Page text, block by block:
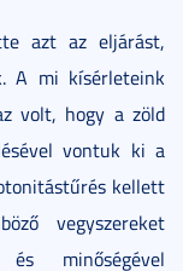
azt az eljárást,
A mi kísérleteink
volt, hogy a zöld
vontuk ki a
kellett
vegyszereket
minőségével